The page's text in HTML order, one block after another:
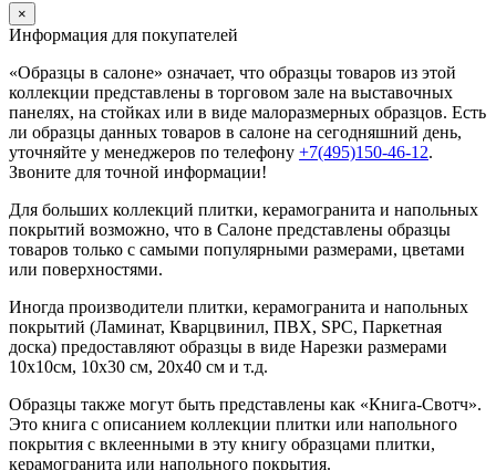
×
Информация для покупателей
«Образцы в салоне» означает, что образцы товаров из этой
коллекции представлены в торговом зале на выставочных
панелях, на стойках или в виде малоразмерных образцов. Есть
ли образцы данных товаров в салоне на сегодняшний день,
уточняйте у менеджеров по телефону +7(495)150-46-12.
Звоните для точной информации!
Для больших коллекций плитки, керамогранита и напольных
покрытий возможно, что в Салоне представлены образцы
товаров только с самыми популярными размерами, цветами
или поверхностями.
Иногда производители плитки, керамогранита и напольных
покрытий (Ламинат, Кварцвинил, ПВХ, SPC, Паркетная
доска) предоставляют образцы в виде Нарезки размерами
10х10см, 10х30 см, 20х40 см и т.д.
Образцы также могут быть представлены как «Книга-Свотч».
Это книга с описанием коллекции плитки или напольного
покрытия с вклеенными в эту книгу образцами плитки,
керамогранита или напольного покрытия.